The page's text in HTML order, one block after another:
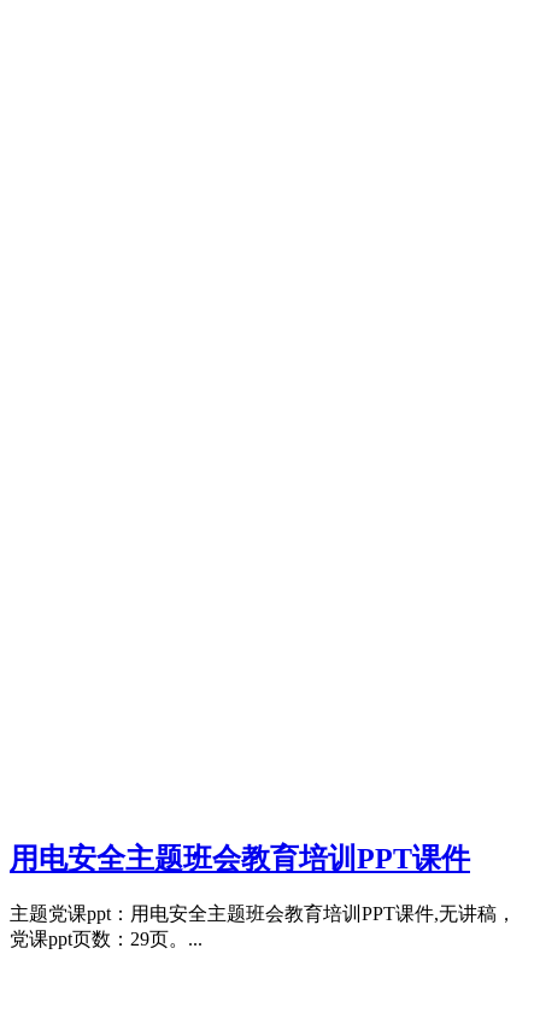
用电安全主题班会教育培训PPT课件
主题党课ppt：用电安全主题班会教育培训PPT课件,无讲稿，
党课ppt页数：29页。...